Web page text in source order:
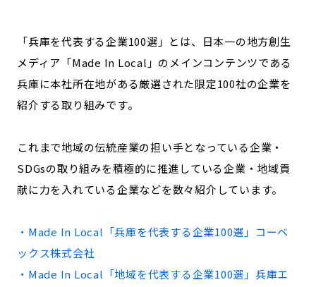
Localist
SDGsの先駆者
イベント
飲食店
ニッポンの百選大全集
「人」から探す
お問い合わせ 会社概要
「兵庫を代表する企業100選」とは、日本一の地方創生
メディア「Made In Local」のメインコンテンツである
兵庫に本社所在地がある厳選された限定100社の企業を
紹介する取り組みです。
これまで地域の伝統産業の担い手となっている企業・
SDGsの取り組みを積極的に推進している企業・地域貢
献に力を入れている企業などを数々紹介しています。
・Made In Local「兵庫を代表する企業100選」 コーベ
ックス株式会社
・Made In Local「地域を代表する企業100選」 兵庫エ